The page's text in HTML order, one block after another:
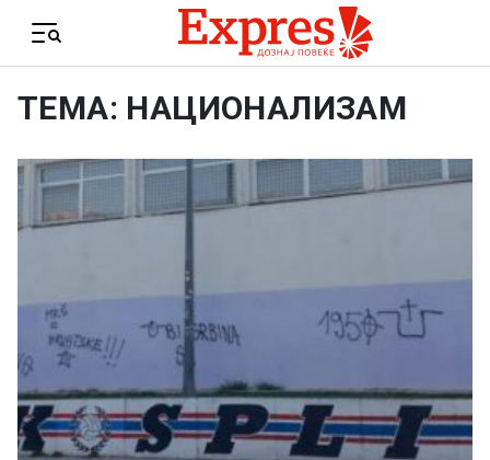
Menu
ТЕМА: НАЦИОНАЛИЗАМ